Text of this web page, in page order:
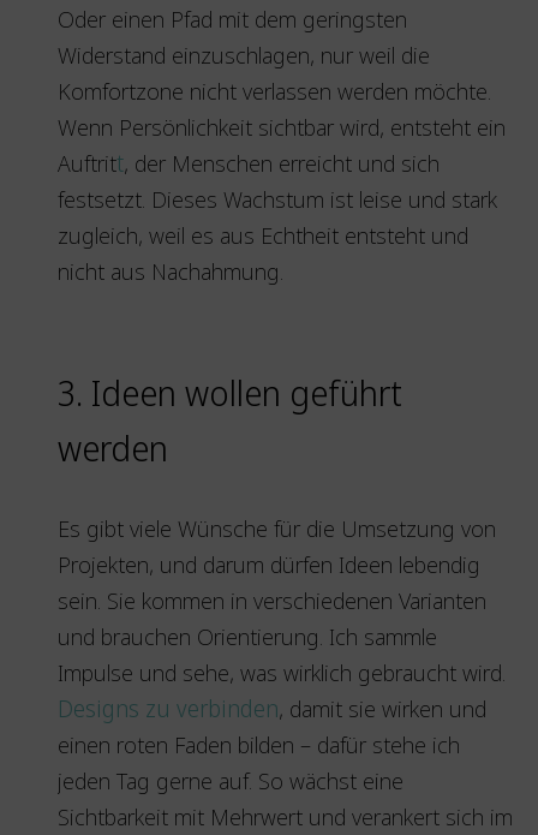
Oder einen Pfad mit dem geringsten
Widerstand einzuschlagen, nur weil die
Komfortzone nicht verlassen werden möchte.
Wenn Persönlichkeit sichtbar wird, entsteht ein
Auftritt, der Menschen erreicht und sich
festsetzt. Dieses Wachstum ist leise und stark
zugleich, weil es aus Echtheit entsteht und
nicht aus Nachahmung.
3. Ideen wollen geführt
werden
Es gibt viele Wünsche für die Umsetzung von
Projekten, und darum dürfen Ideen lebendig
sein. Sie kommen in verschiedenen Varianten
und brauchen Orientierung. Ich sammle
Impulse und sehe, was wirklich gebraucht wird.
Designs zu verbinden, damit sie wirken und
einen roten Faden bilden – dafür stehe ich
jeden Tag gerne auf. So wächst eine
Sichtbarkeit mit Mehrwert und verankert sich im